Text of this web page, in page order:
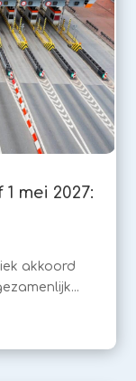
mei 2027:
akkoord